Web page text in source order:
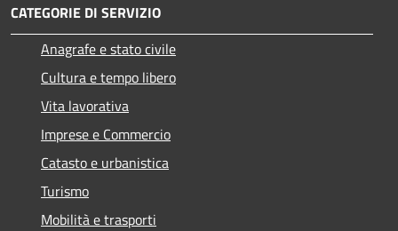
CATEGORIE DI SERVIZIO
Anagrafe e stato civile
Cultura e tempo libero
Vita lavorativa
Imprese e Commercio
Catasto e urbanistica
Turismo
Mobilità e trasporti